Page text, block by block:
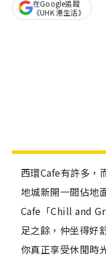
在Google追蹤
《UHK 港生活》
西環Cafe有許多，
地城新開一間佔地
Cafe「Chill and
足之餘，仲坐得好
你真正享受休閒時